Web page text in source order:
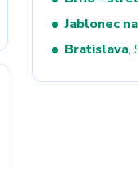
Jablonec
Bratislava,